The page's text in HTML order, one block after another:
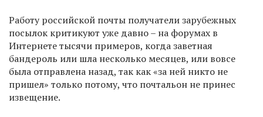
Работу российской почты получатели зарубежных
посылок критикуют уже давно – на форумах в
Интернете тысячи примеров, когда заветная
бандероль или шла несколько месяцев, или вовсе
была отправлена назад, так как «за ней никто не
пришел» только потому, что почтальон не принес
извещение.